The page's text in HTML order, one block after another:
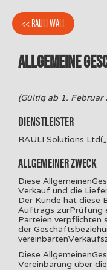
<< RAULI WALL
ALLGEMEINE
(Gültig ab 1. Februar
DIENSTLEISTER
RAULI Solutions
ALLGEMEINER ZWECK
Diese
Verkauf und die
Der Kunde hat diese
Auftrags zurPrüfung
Parteien verpflichten
der
Diese
Vereinbarung über